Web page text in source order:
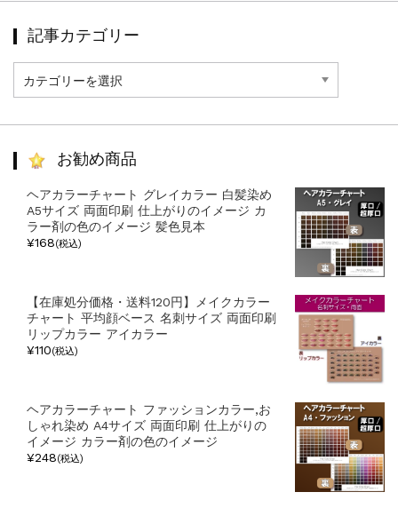
記事カテゴリー
事
カ
リ
お勧め商品
ヘアカラーチャート グレイカラー 白髪染め
A5サイズ 両面印刷 仕上がりのイメージ カ
ラー剤の色のイメージ 髪色見本
¥168(税込)
【在庫処分価格・送料120円】メイクカラー
チャート 平均顔ベース 名刺サイズ 両面印刷
リップカラー アイカラー
¥110(税込)
ヘアカラーチャート ファッションカラー,お
しゃれ染め A4サイズ 両面印刷 仕上がりの
イメージ カラー剤の色のイメージ
¥248(税込)